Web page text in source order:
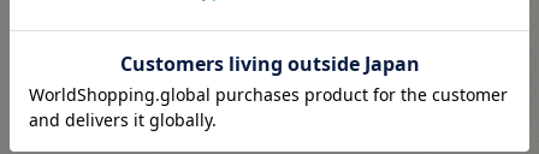
お洋服作りにご活用ください。
＜ご注意＞